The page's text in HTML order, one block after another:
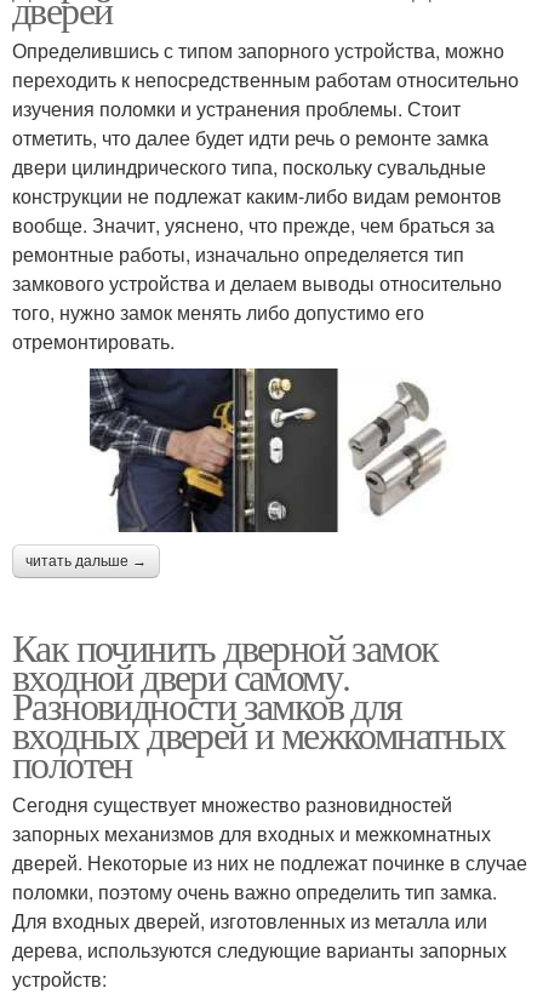
Определившись с типом запорного устройства, можно
переходить к непосредственным работам относительно
изучения поломки и устранения проблемы. Стоит
отметить, что далее будет идти речь о ремонте замка
двери цилиндрического типа, поскольку сувальдные
конструкции не подлежат каким-либо видам ремонтов
вообще. Значит, уяснено, что прежде, чем браться за
ремонтные работы, изначально определяется тип
замкового устройства и делаем выводы относительно
того, нужно замок менять либо допустимо его
отремонтировать.
читать дальше →
Как починить дверной замок
входной двери самому.
Разновидности замков для
входных дверей и межкомнатных
полотен
Сегодня существует множество разновидностей
запорных механизмов для входных и межкомнатных
дверей. Некоторые из них не подлежат починке в случае
поломки, поэтому очень важно определить тип замка.
Для входных дверей, изготовленных из металла или
дерева, используются следующие варианты запорных
устройств: